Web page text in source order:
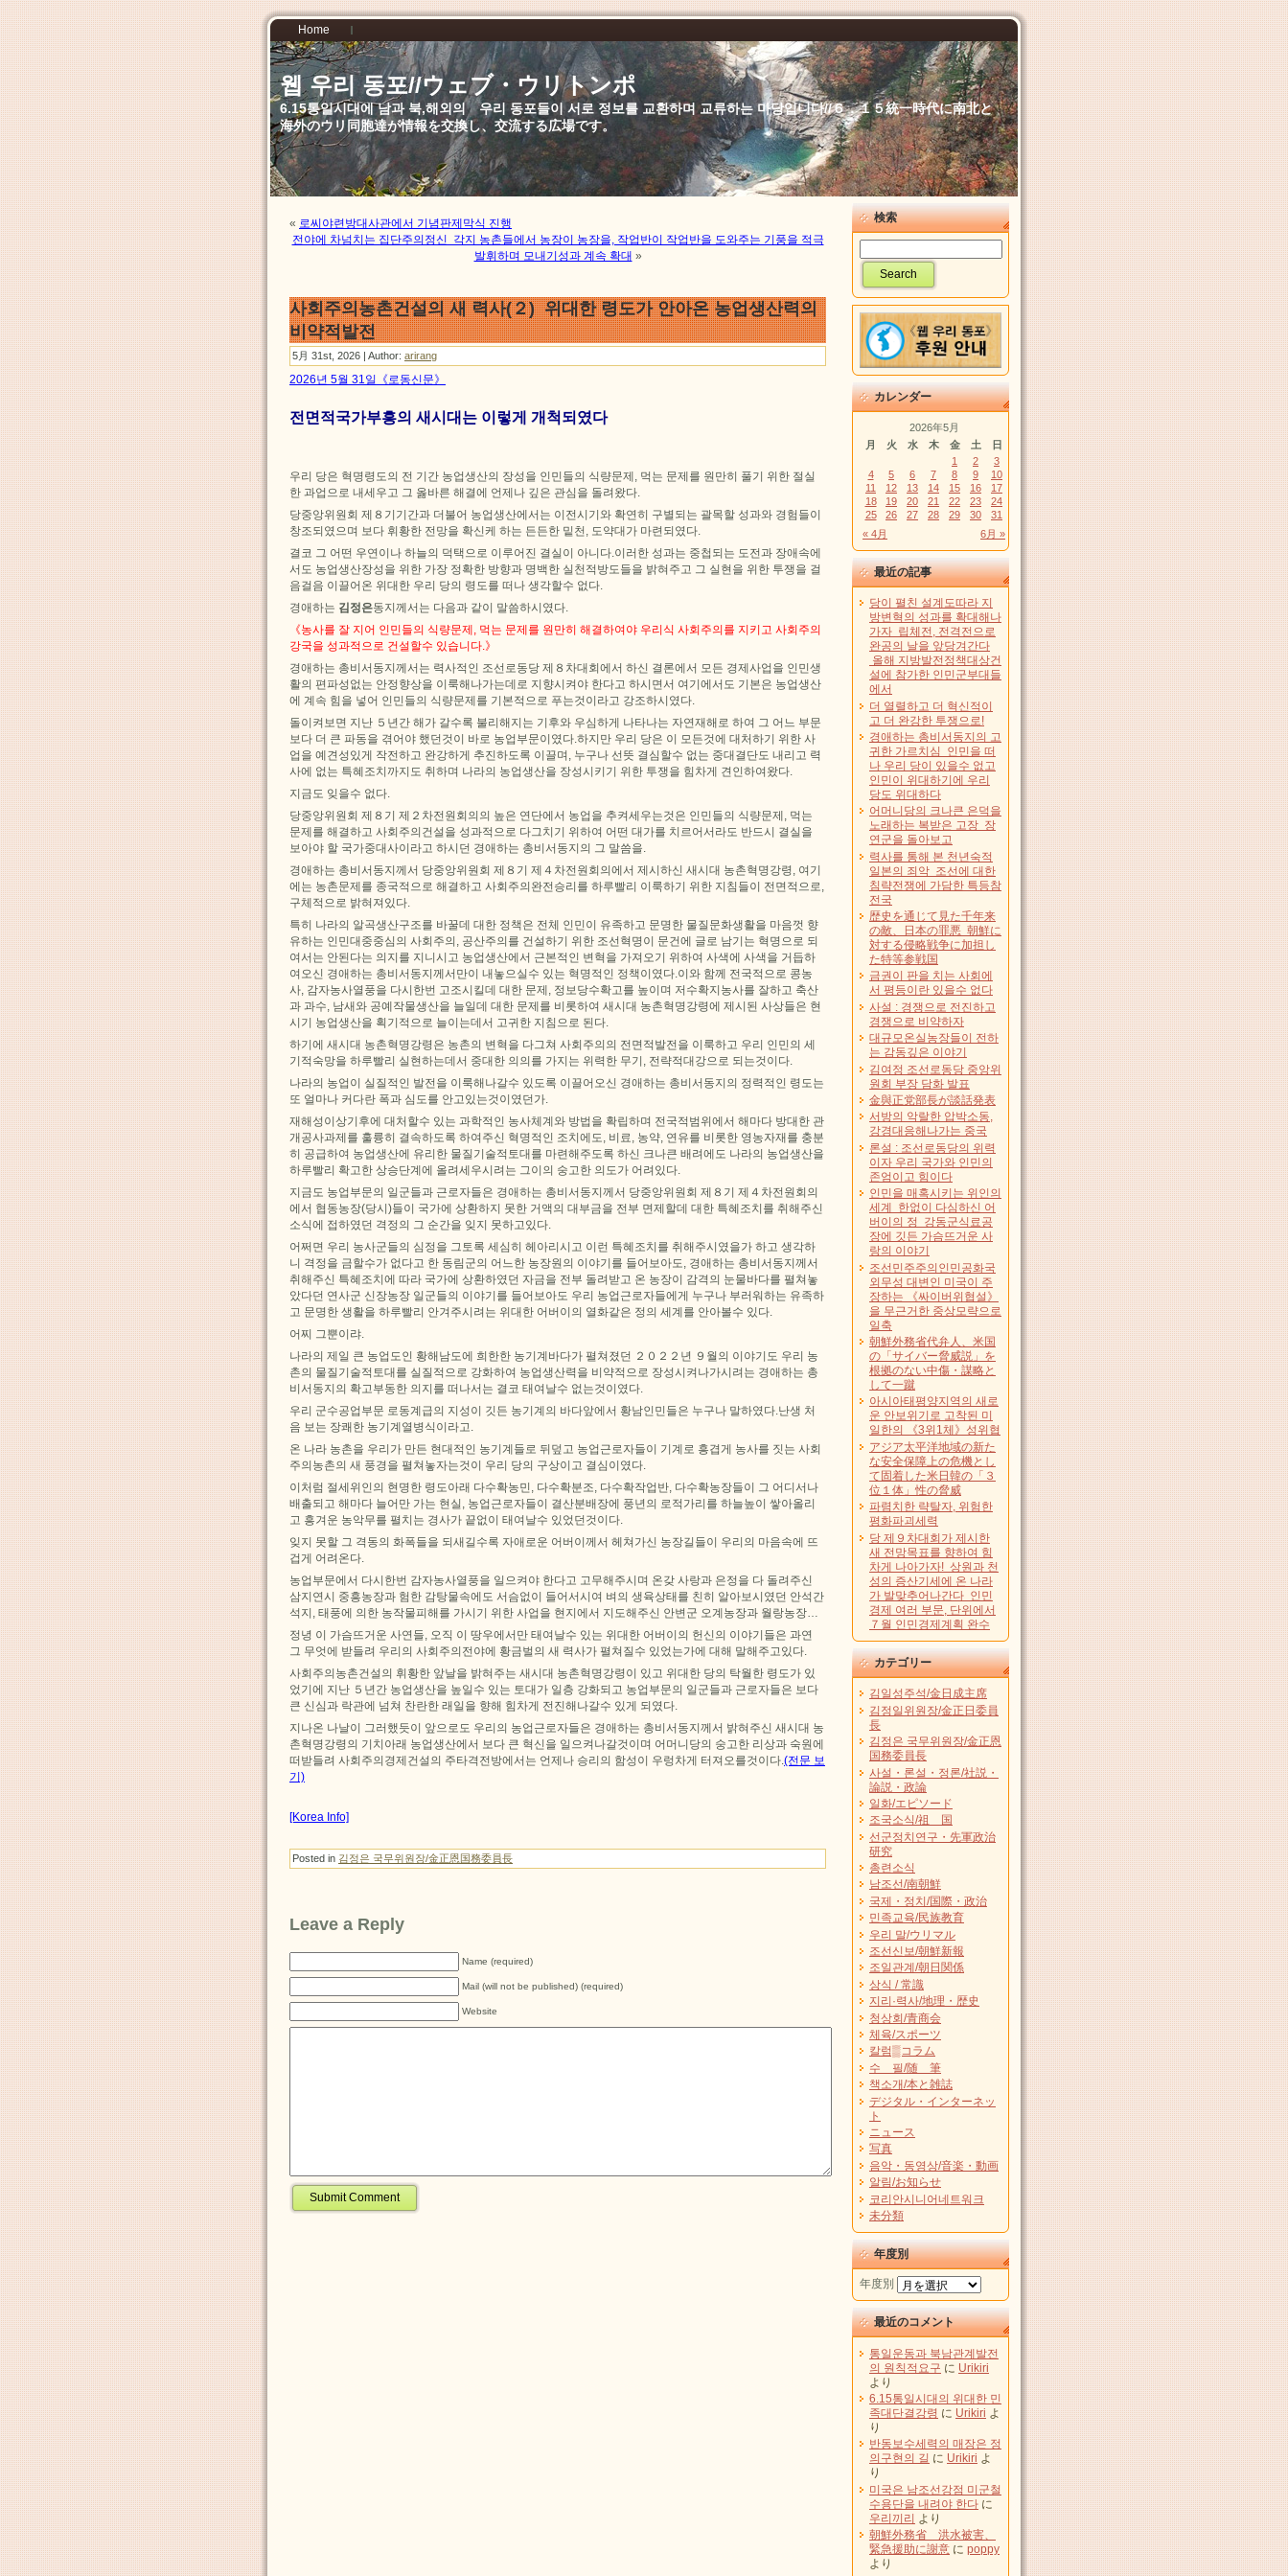
Home
웹 우리 동포//ウェブ・ウリトンポ
6.15통일시대에 남과 북,해외의 우리 동포들이 서로 정보를 교환하며 교류하는 마당입니다//６．１５統一時代に南北と
海外のウリ同胞達が情報を交換し、交流する広場です。
« 로씨야련방대사관에서 기념판제막식 진행
전야에 차넘치는 집단주의정신 각지 농촌들에서 농장이 농장을, 작업반이 작업반을 도와주는 기풍을 적극
발휘하며 모내기성과 계속 확대 »
사회주의농촌건설의 새 력사(２) 위대한 령도가 안아온 농업생산력의
비약적발전
5月 31st, 2026 | Author: arirang
2026년 5월 31일《로동신문》
전면적국가부흥의 새시대는 이렇게 개척되였다
우리 당은 혁명령도의 전 기간 농업생산의 장성을 인민들의 식량문제, 먹는 문제를 원만히 풀기 위한 절실
한 과업으로 내세우고 그 옳바른 해결에 언제나 깊은 관심을 돌려왔다.
당중앙위원회 제８기기간과 더불어 농업생산에서는 이전시기와 확연히 구별되는 괄목할 성과와 경험들이
창조되였으며 보다 휘황한 전망을 확신케 하는 든든한 밑천, 도약대가 마련되였다.
결코 그 어떤 우연이나 하늘의 덕택으로 이루어진 결실이 아니다.이러한 성과는 중첩되는 도전과 장애속에
서도 농업생산장성을 위한 가장 정확한 방향과 명백한 실천적방도들을 밝혀주고 그 실현을 위한 투쟁을 걸
음걸음 이끌어온 위대한 우리 당의 령도를 떠나 생각할수 없다.
경애하는 김정은동지께서는 다음과 같이 말씀하시였다.
《농사를 잘 지어 인민들의 식량문제, 먹는 문제를 원만히 해결하여야 우리식 사회주의를 지키고 사회주의
강국을 성과적으로 건설할수 있습니다.》
경애하는 총비서동지께서는 력사적인 조선로동당 제８차대회에서 하신 결론에서 모든 경제사업을 인민생
활의 편파성없는 안정향상을 이룩해나가는데로 지향시켜야 한다고 하시면서 여기에서도 기본은 농업생산
에 계속 힘을 넣어 인민들의 식량문제를 기본적으로 푸는것이라고 강조하시였다.
돌이켜보면 지난 ５년간 해가 갈수록 불리해지는 기후와 우심하게 나타나는 자연재해로 하여 그 어느 부문
보다 더 큰 파동을 겪어야 했던것이 바로 농업부문이였다.하지만 우리 당은 이 모든것에 대처하기 위한 사
업을 예견성있게 작전하고 완강하게 추진하도록 이끌며, 누구나 선뜻 결심할수 없는 중대결단도 내리고 력
사에 없는 특혜조치까지도 취하며 나라의 농업생산을 장성시키기 위한 투쟁을 힘차게 견인하여왔다.
지금도 잊을수 없다.
당중앙위원회 제８기 제２차전원회의의 높은 연단에서 농업을 추켜세우는것은 인민들의 식량문제, 먹는
문제를 해결하고 사회주의건설을 성과적으로 다그치기 위하여 어떤 대가를 치르어서라도 반드시 결실을
보아야 할 국가중대사이라고 하시던 경애하는 총비서동지의 그 말씀을.
경애하는 총비서동지께서 당중앙위원회 제８기 제４차전원회의에서 제시하신 새시대 농촌혁명강령, 여기
에는 농촌문제를 종국적으로 해결하고 사회주의완전승리를 하루빨리 이룩하기 위한 지침들이 전면적으로,
구체적으로 밝혀져있다.
특히 나라의 알곡생산구조를 바꿀데 대한 정책은 전체 인민이 유족하고 문명한 물질문화생활을 마음껏 향
유하는 인민대중중심의 사회주의, 공산주의를 건설하기 위한 조선혁명이 문건에 글로 남기는 혁명으로 되
여서는 안된다는 의지를 지니시고 농업생산에서 근본적인 변혁을 가져오기 위하여 사색에 사색을 거듭하
여오신 경애하는 총비서동지께서만이 내놓으실수 있는 혁명적인 정책이였다.이와 함께 전국적으로 콩농
사, 감자농사열풍을 다시한번 고조시킬데 대한 문제, 정보당수확고를 높이며 저수확지농사를 잘하고 축산
과 과수, 남새와 공예작물생산을 늘일데 대한 문제를 비롯하여 새시대 농촌혁명강령에 제시된 사상들은 현
시기 농업생산을 획기적으로 늘이는데서 고귀한 지침으로 된다.
하기에 새시대 농촌혁명강령은 농촌의 변혁을 다그쳐 사회주의의 전면적발전을 이룩하고 우리 인민의 세
기적숙망을 하루빨리 실현하는데서 중대한 의의를 가지는 위력한 무기, 전략적대강으로 되는것이다.
나라의 농업이 실질적인 발전을 이룩해나갈수 있도록 이끌어오신 경애하는 총비서동지의 정력적인 령도는
또 얼마나 커다란 폭과 심도를 안고있는것이였던가.
재해성이상기후에 대처할수 있는 과학적인 농사체계와 방법을 확립하며 전국적범위에서 해마다 방대한 관
개공사과제를 훌륭히 결속하도록 하여주신 혁명적인 조치에도, 비료, 농약, 연유를 비롯한 영농자재를 충분
히 공급하여 농업생산에 유리한 물질기술적토대를 마련해주도록 하신 크나큰 배려에도 나라의 농업생산을
하루빨리 확고한 상승단계에 올려세우시려는 그이의 숭고한 의도가 어려있다.
지금도 농업부문의 일군들과 근로자들은 경애하는 총비서동지께서 당중앙위원회 제８기 제４차전원회의
에서 협동농장(당시)들이 국가에 상환하지 못한 거액의 대부금을 전부 면제할데 대한 특혜조치를 취해주신
소식에 접하였던 격정의 그 순간을 잊지 못하고있다.
어쩌면 우리 농사군들의 심정을 그토록 세심히 헤아리시고 이런 특혜조치를 취해주시였을가 하고 생각하
니 격정을 금할수가 없다고 한 동림군의 어느한 농장원의 이야기를 들어보아도, 경애하는 총비서동지께서
취해주신 특혜조치에 따라 국가에 상환하였던 자금을 전부 돌려받고 온 농장이 감격의 눈물바다를 펼쳐놓
았다던 연사군 신장농장 일군들의 이야기를 들어보아도 우리 농업근로자들에게 누구나 부러워하는 유족하
고 문명한 생활을 하루빨리 안겨주시려는 위대한 어버이의 열화같은 정의 세계를 안아볼수 있다.
어찌 그뿐이랴.
나라의 제일 큰 농업도인 황해남도에 희한한 농기계바다가 펼쳐졌던 ２０２２년 ９월의 이야기도 우리 농
촌의 물질기술적토대를 실질적으로 강화하여 농업생산력을 비약적으로 장성시켜나가시려는 경애하는 총
비서동지의 확고부동한 의지를 떠나서는 결코 태여날수 없는것이였다.
우리 군수공업부문 로동계급의 지성이 깃든 농기계의 바다앞에서 황남인민들은 누구나 말하였다.난생 처
음 보는 장쾌한 농기계열병식이라고.
온 나라 농촌을 우리가 만든 현대적인 농기계들로 뒤덮고 농업근로자들이 기계로 흥겹게 농사를 짓는 사회
주의농촌의 새 풍경을 펼쳐놓자는것이 우리 당의 구상이고 결심이였다.
이처럼 절세위인의 현명한 령도아래 다수확농민, 다수확분조, 다수확작업반, 다수확농장들이 그 어디서나
배출되고 해마다 늘어만 가는 현실, 농업근로자들이 결산분배장에 풍년의 로적가리를 하늘높이 쌓아올리
고 흥겨운 농악무를 펼치는 경사가 끝없이 태여날수 있었던것이다.
잊지 못할 그 격동의 화폭들을 되새길수록 자애로운 어버이께서 헤쳐가신 농장길들이 우리의 마음속에 뜨
겁게 어려온다.
농업부문에서 다시한번 감자농사열풍을 일으켜야 한다고 고무해주시며 온갖 사랑과 은정을 다 돌려주신
삼지연시 중흥농장과 험한 감탕물속에도 서슴없이 들어서시여 벼의 생육상태를 친히 알아보시였던 안석간
석지, 태풍에 의한 농작물피해를 가시기 위한 사업을 현지에서 지도해주신 안변군 오계농장과 월랑농장…
정녕 이 가슴뜨거운 사연들, 오직 이 땅우에서만 태여날수 있는 위대한 어버이의 헌신의 이야기들은 과연
그 무엇에 받들려 우리의 사회주의전야에 황금벌의 새 력사가 펼쳐질수 있었는가에 대해 말해주고있다.
사회주의농촌건설의 휘황한 앞날을 밝혀주는 새시대 농촌혁명강령이 있고 위대한 당의 탁월한 령도가 있
었기에 지난 ５년간 농업생산을 높일수 있는 토대가 일층 강화되고 농업부문의 일군들과 근로자들은 보다
큰 신심과 락관에 넘쳐 찬란한 래일을 향해 힘차게 전진해나갈수 있게 되였다.
지나온 나날이 그러했듯이 앞으로도 우리의 농업근로자들은 경애하는 총비서동지께서 밝혀주신 새시대 농
촌혁명강령의 기치아래 농업생산에서 보다 큰 혁신을 일으켜나갈것이며 어머니당의 숭고한 리상과 숙원에
떠받들려 사회주의경제건설의 주타격전방에서는 언제나 승리의 함성이 우렁차게 터져오를것이다. (전문 보
기)
[Korea Info]
Posted in 김정은 국무위원장/金正恩国務委員長
Leave a Reply
Name (required)
Mail (will not be published) (required)
Website
検索
カレンダー
2026年5月
月
火 水 木 金 土 日
« 4月 6月 »
1 2
3
4
5 6 7 8 9
10
11
12 13 14 15 16
17
18
19 20 21 22 23
24
25
26 27 28 29 30 31
最近の記事
당이 펼친 설계도따라 지
방변혁의 성과를 확대해나
가자 립체전, 전격전으로
완공의 날을 앞당겨간다
올해 지방발전정책대상건
설에 참가한 인민군부대들
에서
더 열렬하고 더 혁신적이
고 더 완강한 투쟁으로!
경애하는 총비서동지의 고
귀한 가르치심 인민을 떠
나 우리 당이 있을수 없고
인민이 위대하기에 우리
당도 위대하다
어머니당의 크나큰 은덕을
노래하는 복받은 고장 장
연군을 돌아보고
력사를 통해 본 천년숙적
일본의 죄악 조선에 대한
침략전쟁에 가담한 특등참
전국
歴史を通じて見た千年来
の敵、日本の罪悪 朝鮮に
対する侵略戦争に加担し
た特等参戦国
금권이 판을 치는 사회에
서 평등이란 있을수 없다
사설 : 경쟁으로 전진하고
경쟁으로 비약하자
대규모온실농장들이 전하
는 감동깊은 이야기
김여정 조선로동당 중앙위
원회 부장 담화 발표
金與正党部長が談話発表
서방의 악랄한 압박소동,
강경대응해나가는 중국
론설 : 조선로동당의 위력
이자 우리 국가와 인민의
존엄이고 힘이다
인민을 매혹시키는 위인의
세계 한없이 다심하신 어
버이의 정 강동군식료공
장에 깃든 가슴뜨거운 사
랑의 이야기
조선민주주의인민공화국
외무성 대변인 미국이 주
장하는 《싸이버위협설》
을 무근거한 중상모략으로
일축
朝鮮外務省代弁人、米国
の「サイバー脅威説」を
根拠のない中傷・謀略と
して一蹴
아시아태평양지역의 새로
운 안보위기로 고착된 미
일한의 《3위1체》성위협
アジア太平洋地域の新た
な安全保障上の危機とし
て固着した米日韓の「３
位１体」性の脅威
파렴치한 략탈자, 위험한
평화파괴세력
당 제９차대회가 제시한
새 전망목표를 향하여 힘
차게 나아가자! 상원과 천
성의 증산기세에 온 나라
가 발맞추어나간다 인민
경제 여러 부문, 단위에서
７월 인민경제계획 완수
カテゴリー
김일성주석/金日成主席
김정일위원장/金正日委員
長
김정은 국무위원장/金正恩
国務委員長
사설・론설・정론/社説・
論説・政論
일화/エピソード
조국소식/祖 国
선군정치연구・先軍政治
研究
총련소식
남조선/南朝鮮
국제・정치/国際・政治
민족교육/民族教育
우리 말/ウリマル
조선신보/朝鮮新報
조일관계/朝日関係
상식 / 常識
지리·력사/地理・歴史
청상회/青商会
체육/スポーツ
칼럼▒コラム
수 필/随 筆
책소개/本と雑誌
デジタル・インターネッ
ト
ニュース
写真
음악・동영상/音楽・動画
알림/お知らせ
코리안시니어네트워크
未分類
年度別
年度別
最近のコメント
통일운동과 북남관계발전
의 원칙적요구 に Urikiri
より
6.15통일시대의 위대한 민
족대단결강령 に Urikiri よ
り
반동보수세력의 매장은 정
의구현의 길 に Urikiri よ
り
미국은 남조선강점 미군철
수용단을 내려야 한다 に
우리끼리 より
朝鮮外務省 洪水被害、
緊急援助に謝意 に poppy
より